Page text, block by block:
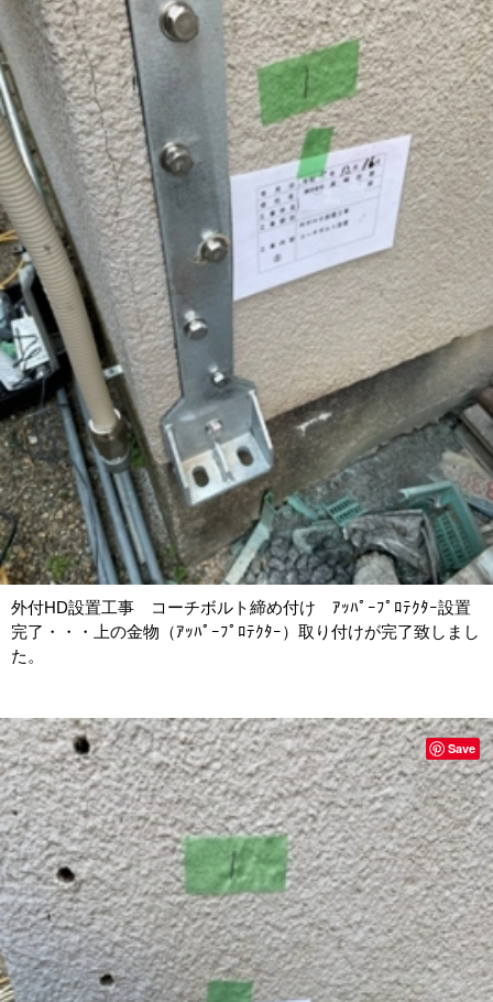
外付HD設置工事 コーチボルト締め付け ｱｯﾊﾟｰﾌﾟﾛﾃｸﾀｰ設置
完了・・・上の金物（ｱｯﾊﾟｰﾌﾟﾛﾃｸﾀｰ）取り付けが完了致しまし
た。
Save